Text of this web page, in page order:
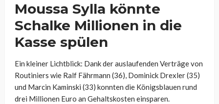
Moussa Sylla könnte
Schalke Millionen in die
Kasse spülen
Ein kleiner Lichtblick: Dank der auslaufenden Verträge von
Routiniers wie Ralf Fährmann (36), Dominick Drexler (35)
und Marcin Kaminski (33) konnten die Königsblauen rund
drei Millionen Euro an Gehaltskosten einsparen.